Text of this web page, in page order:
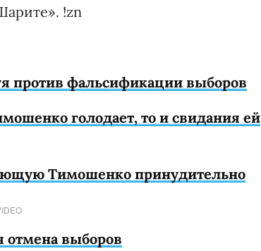
!zn
против фальсификации выборов
голодает, то и свидания ей
Тимошенко принудительно
отмена выборов